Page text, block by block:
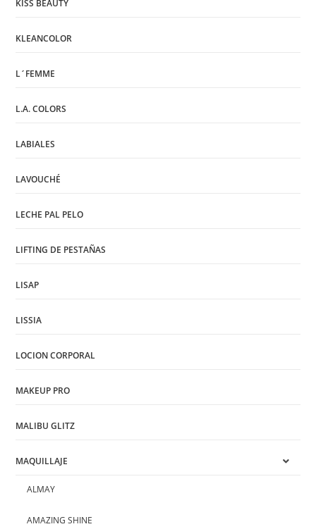
KISS BEAUTY
KLEANCOLOR
L´FEMME
L.A. COLORS
LABIALES
LAVOUCHÉ
LECHE PAL PELO
LIFTING DE PESTAÑAS
LISAP
LISSIA
LOCION CORPORAL
MAKEUP PRO
MALIBU GLITZ
MAQUILLAJE
ALMAY
AMAZING SHINE